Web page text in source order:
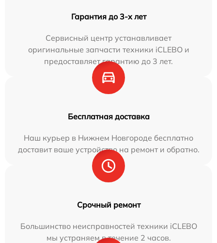
Гарантия до 3-х лет
Сервисный центр устанавливает
оригинальные запчасти техники iCLEBO и
предоставляет гарантию до 3 лет.
Бесплатная доставка
Наш курьер в Нижнем Новгороде бесплатно
доставит ваше устройство на ремонт и обратно.
Срочный ремонт
Большинство неисправностей техники iCLEBO
мы устраняем в течение 2 часов.